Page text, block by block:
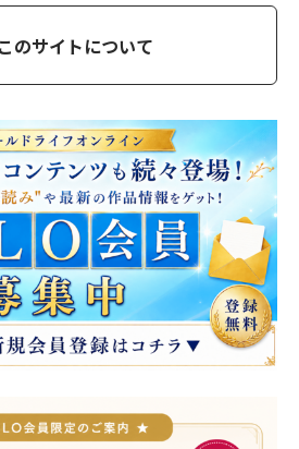
だ、アラタさんが、わたしの名…
このサイトについて